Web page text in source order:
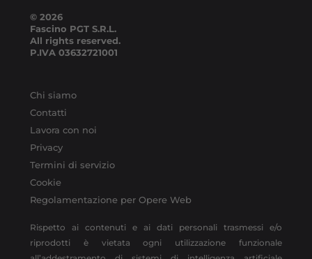
© 2026
Fascino PGT S.R.L.
All rights reserved.
P.IVA 03632721001
Chi siamo
Contatti
Lavora con noi
Privacy
Termini di servizio
Cookie
Regolamentazione per Opere Web
Rispetto ai contenuti e ai dati personali trasmessi e/o
riprodotti è vietata ogni utilizzazione funzionale